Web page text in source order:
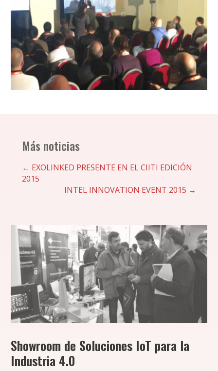
Más noticias
← EXOLINKED PRESENTE EN EL CIITI EDICIÓN
2015
INTEL INNOVATION EVENT 2015 →
Showroom de Soluciones IoT para la
Industria 4.0